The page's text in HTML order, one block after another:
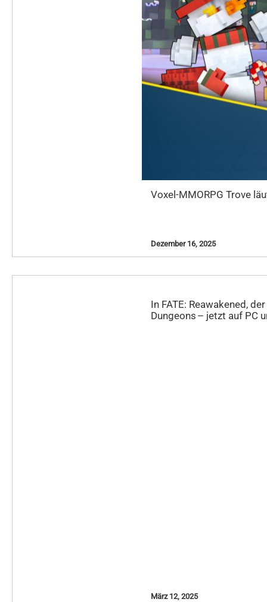
Voxel-MMORPG Trove
Dezember 16, 2025
In FATE: Reawakened,
Dungeons – jetzt auf PC
März 12, 2025